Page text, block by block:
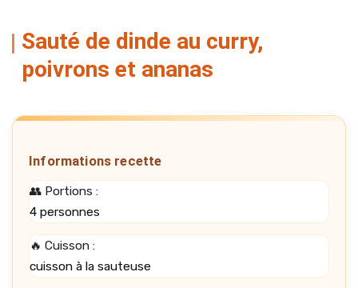
Sauté de dinde au curry,
poivrons et ananas
Informations recette
👥 Portions :
4 personnes
🔥 Cuisson :
cuisson à la sauteuse